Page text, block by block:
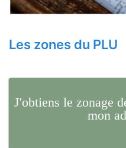
Les zones du PLU
J'obtiens le zonage
mon